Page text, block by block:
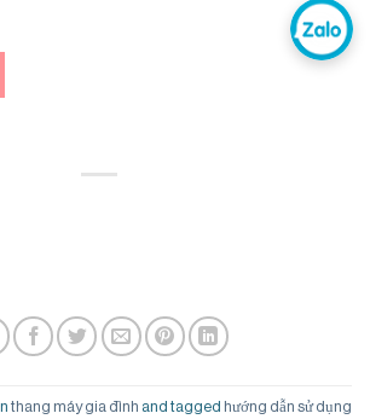
thang máy gia đình and tagged hướng dẫn sử dụng